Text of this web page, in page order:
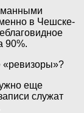
в Чешске-
90%.
«ревизоры»?
еще
служат